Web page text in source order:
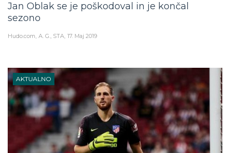
Jan Oblak se je poškodoval in je končal
sezono
Hudo.com A. G., STA 17. Maj 2019
AKTUALNO